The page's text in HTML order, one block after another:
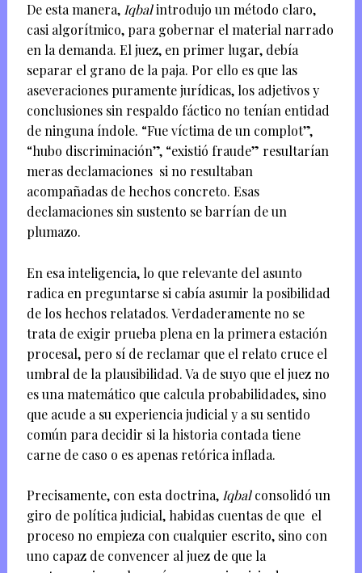
De esta manera, Iqbalintrodujo un método claro,
casi algorítmico, para gobernar el material narrado
en la demanda. El juez, en primer lugar, debía
separar el grano de la paja. Por ello es que las
aseveraciones puramente jurídicas, los adjetivos y
conclusiones sin respaldo fáctico no tenían entidad
de ninguna índole. “Fue víctima de un complot”,
“hubo discriminación”, “existió fraude” resultarían
meras declamaciones si no resultaban
acompañadas de hechos concreto. Esas
declamaciones sin sustento se barrían de un
plumazo.
En esa inteligencia, lo que relevante del asunto
radica en preguntarse si cabía asumir la posibilidad
de los hechos relatados. Verdaderamente no se
trata de exigir prueba plena en la primera estación
procesal, pero sí de reclamar que el relato cruce el
umbral de la plausibilidad. Va de suyo que el juez no
es una matemático que calcula probabilidades, sino
que acude a su experiencia judicial y a su sentido
común para decidir si la historia contada tiene
carne de caso o es apenas retórica inflada.
Precisamente, con esta doctrina, Iqbalconsolidó un
giro de política judicial, habidas cuentas de que el
proceso no empieza con cualquier escrito, sino con
uno capaz de convencer al juez de que la